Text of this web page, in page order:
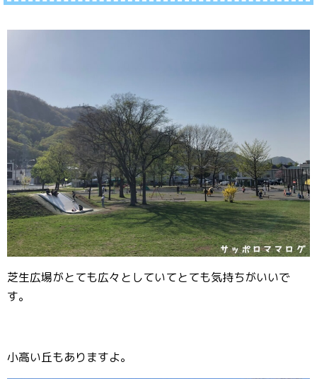
芝生広場がとても広々としていてとても気持ちがいいで
す。
小高い丘もありますよ。